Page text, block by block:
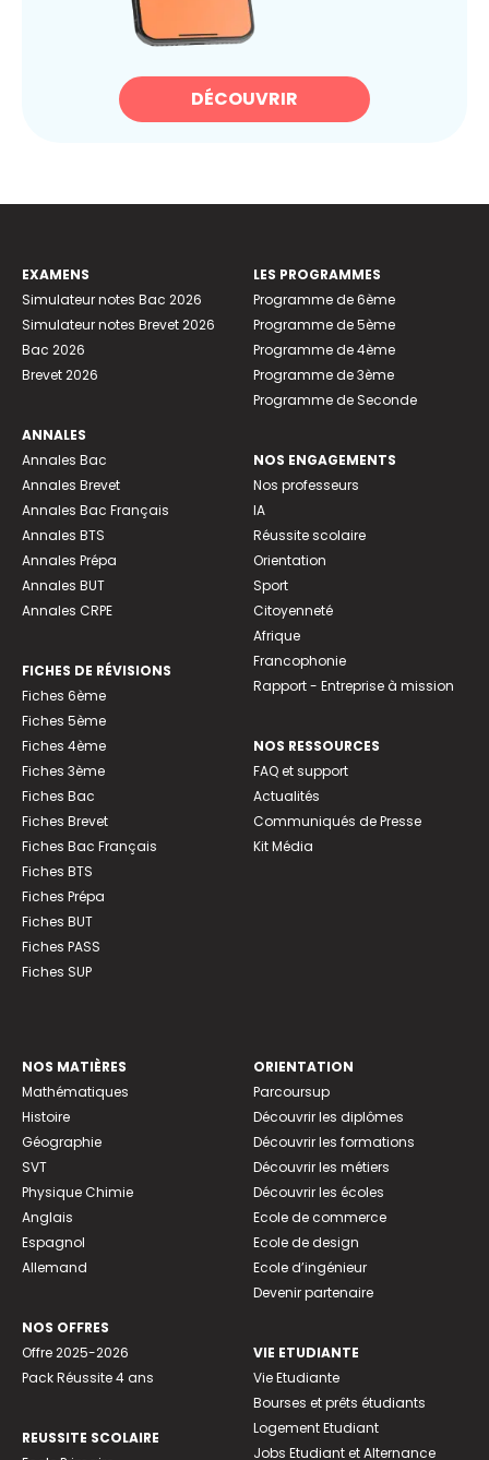
DÉCOUVRIR
EXAMENS
Simulateur notes Bac 2026
Simulateur notes Brevet 2026
Bac 2026
Brevet 2026
ANNALES
Annales Bac
Annales Brevet
Annales Bac Français
Annales BTS
Annales Prépa
Annales BUT
Annales CRPE
FICHES DE RÉVISIONS
Fiches 6ème
Fiches 5ème
Fiches 4ème
Fiches 3ème
Fiches Bac
Fiches Brevet
Fiches Bac Français
Fiches BTS
Fiches Prépa
Fiches BUT
Fiches PASS
Fiches SUP
LES PROGRAMMES
Programme de 6ème
Programme de 5ème
Programme de 4ème
Programme de 3ème
Programme de Seconde
NOS ENGAGEMENTS
Nos professeurs
IA
Réussite scolaire
Orientation
Sport
Citoyenneté
Afrique
Francophonie
Rapport - Entreprise à mission
NOS RESSOURCES
FAQ et support
Actualités
Communiqués de Presse
Kit Média
NOS MATIÈRES
Mathématiques
Histoire
Géographie
SVT
Physique Chimie
Anglais
Espagnol
Allemand
NOS OFFRES
Offre 2025-2026
Pack Réussite 4 ans
REUSSITE SCOLAIRE
ORIENTATION
Parcoursup
Découvrir les diplômes
Découvrir les formations
Découvrir les métiers
Découvrir les écoles
Ecole de commerce
Ecole de design
Ecole d’ingénieur
Devenir partenaire
VIE ETUDIANTE
Vie Etudiante
Bourses et prêts étudiants
Logement Etudiant
Jobs Etudiant et Alternance